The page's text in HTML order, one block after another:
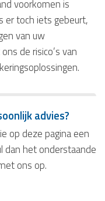
voorkomen is
er toch iets gebeurt,
van uw
de risico’s van
advies?
op deze pagina een
dan het onderstaande
ons op.